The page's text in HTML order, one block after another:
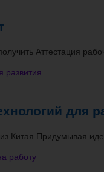
Аттестация
для
Китая Придумывая